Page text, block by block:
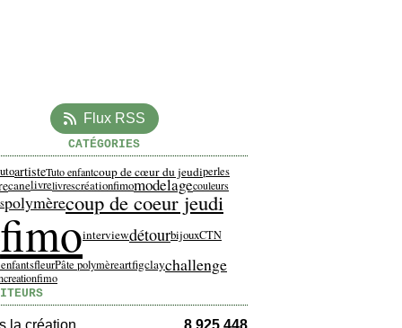
Flux RSS
CATÉGORIES
artisteTuto enfantcoup de cœur du jeudiperles
canelivrelivrescréationfimomodelagecouleurs
polymèrecoup de coeur jeudi
fimointerviewdétourbijouxCTN
fleurPâte polymèreartfigclaychallenge
creationfimo
la création 8 925 448